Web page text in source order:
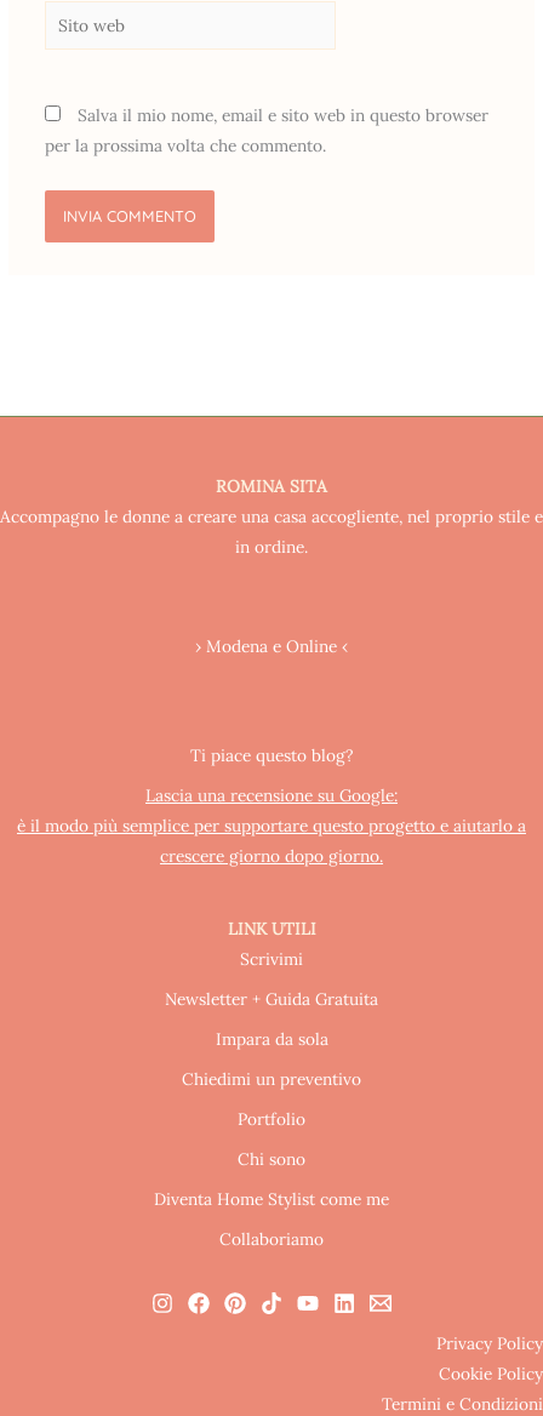
web
Salva il mio nome, email e sito web in questo browser
per la prossima volta che commento.
ROMINA SITA
Accompagno le donne a creare una casa accogliente, nel proprio stile e
in ordine.
› Modena e Online ‹
Ti piace questo blog?
Lascia una recensione su Google:
è il modo più semplice per supportare questo progetto e aiutarlo a
crescere giorno dopo giorno.
LINK UTILI
Scrivimi
Newsletter + Guida Gratuita
Impara da sola
Chiedimi un preventivo
Portfolio
Chi sono
Diventa Home Stylist come me
Collaboriamo
Privacy Policy
Cookie Policy
Termini e Condizioni